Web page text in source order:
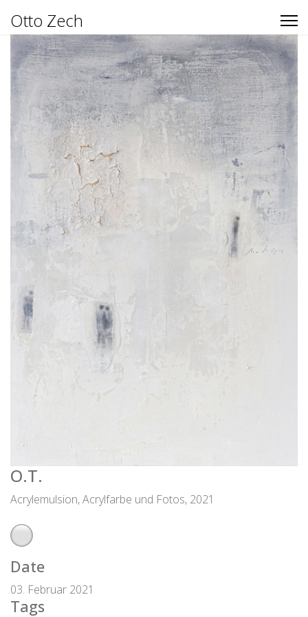
Otto Zech
O.T.
Acrylemulsion, Acrylfarbe und Fotos, 2021
Date
03. Februar 2021
Tags